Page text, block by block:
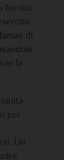
fornito
di
la
per
Un